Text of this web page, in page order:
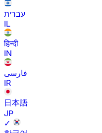
עברית
IL
हिन्दी
IN
فارسی
IR
日本語
JP
✓